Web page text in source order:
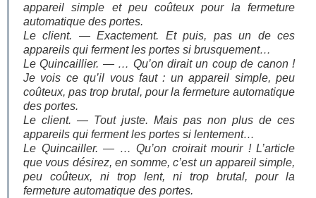
appareil simple et peu coûteux pour la fermeture
automatique des portes.
Le client. — Exactement. Et puis, pas un de ces
appareils qui ferment les portes si brusquement…
Le Quincaillier. — … Qu’on dirait un coup de canon !
Je vois ce qu’il vous faut : un appareil simple, peu
coûteux, pas trop brutal, pour la fermeture automatique
des portes.
Le client. — Tout juste. Mais pas non plus de ces
appareils qui ferment les portes si lentement…
Le Quincailler. — … Qu’on croirait mourir ! L’article
que vous désirez, en somme, c’est un appareil simple,
peu coûteux, ni trop lent, ni trop brutal, pour la
fermeture automatique des portes.